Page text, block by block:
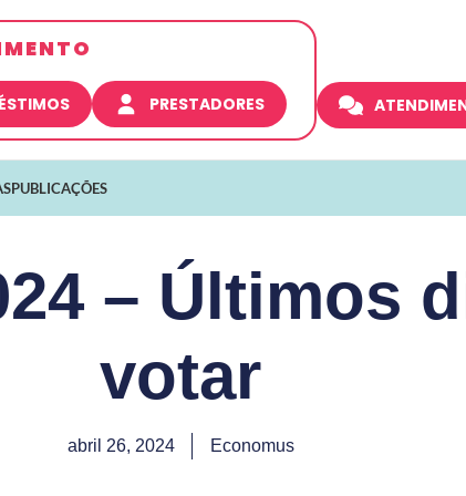
PRESTADORES
PUBLICAÇÕES
– Últimos
votar
abril 26, 2024 Economus